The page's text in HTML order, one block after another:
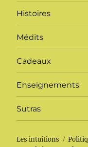
Histoires
Médits
Cadeaux
Enseignements
Sutras
Les intuitions